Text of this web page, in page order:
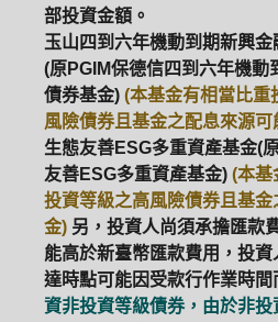
部投資金額。
玉山四到六年機動到期新興
(原PGIM保德信四到六年機動
債券基金) (本基金有相當比重
風險債券且基金之配息來源可
生態友善ESG多重資產基金(
友善ESG多重資產基金) (本基
投資等級之高風險債券且基
金) 另，投資人尚須承擔匯款
能高於新臺幣匯款費用，投資
達時點可能因受款行作業時間
資非投資等級債券，由於非